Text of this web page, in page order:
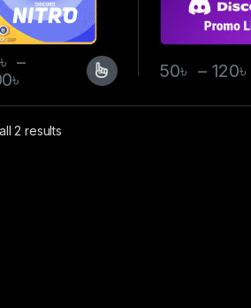
৳ –
৳ 50৳ – 120৳
2 results